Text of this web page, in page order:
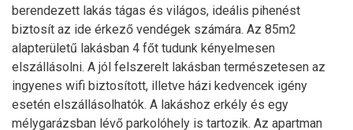
berendezett lakás tágas és világos, ideális pihenést
biztosít az ide érkező vendégek számára. Az 85m2
alapterületű lakásban 4 főt tudunk kényelmesen
elszállásolni. A jól felszerelt lakásban természetesen az
ingyenes wifi biztosított, illetve házi kedvencek igény
esetén elszállásolhatók. A lakáshoz erkély és egy
mélygarázsban lévő parkolóhely is tartozik. Az apartman